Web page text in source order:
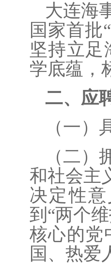
大连海
国家首批
坚持立足
学底蕴，
二、应
（一
（二
和社会主
决定性
到“两个
核心的党
国、热爱